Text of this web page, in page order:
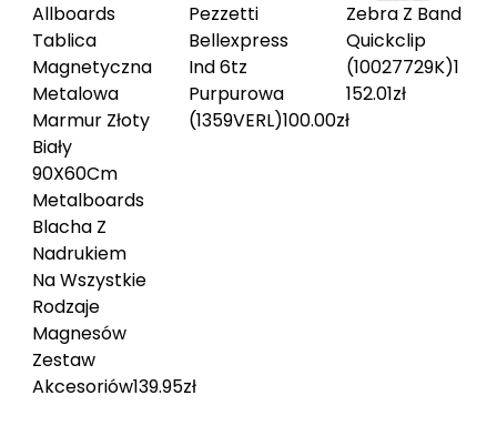
Allboards
Tablica
Magnetyczna
Metalowa
Marmur Złoty
Biały
90X60Cm
Metalboards
Blacha Z
Nadrukiem
Na Wszystkie
Rodzaje
Magnesów
Zestaw
Akcesoriów139.95zł
Pezzetti
Bellexpress
Ind 6tz
Purpurowa
(1359VERL)100.00zł
Zebra Z Band
Quickclip
(10027729K)1
152.01zł